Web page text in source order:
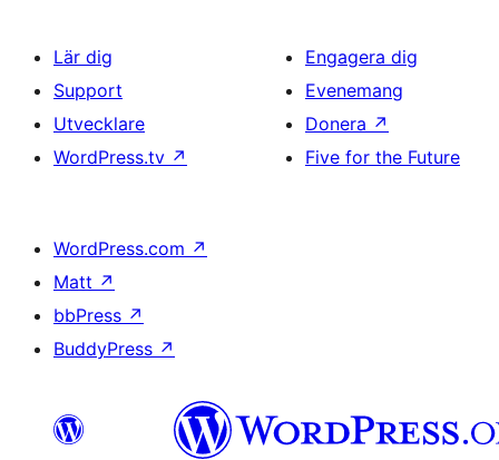
Lär dig
Support
Utvecklare
WordPress.tv ↗
Engagera dig
Evenemang
Donera ↗
Five for the Future
WordPress.com ↗
Matt ↗
bbPress ↗
BuddyPress ↗